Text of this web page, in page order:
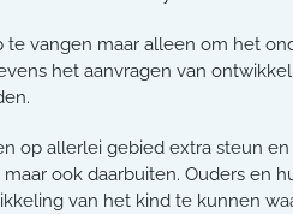
vangen maar alleen om het
het aanvragen van
op allerlei gebied extra steun
ook daarbuiten. Ouders en
van het kind te kunnen